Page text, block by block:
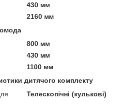
430 мм
2160 мм
800 мм
430 мм
1100 мм
дитячого комплекту
Телескопічні (кулькові)